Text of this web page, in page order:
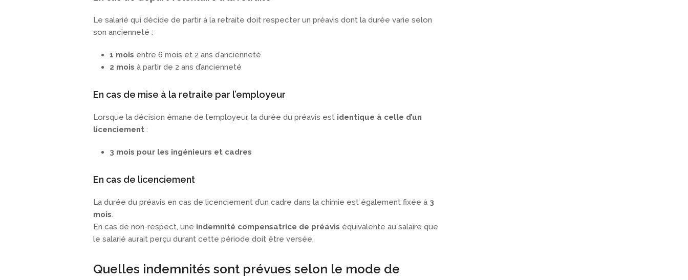
Le salarié qui décide de partir à la retraite doit respecter un préavis dont la durée varie selon
son ancienneté :
1 mois entre 6 mois et 2 ans d’ancienneté
2 mois à partir de 2 ans d’ancienneté
En cas de mise à la retraite par l’employeur
Lorsque la décision émane de l’employeur, la durée du préavis est identique à celle d’un
licenciement :
3 mois pour les ingénieurs et cadres
En cas de licenciement
La durée du préavis en cas de licenciement d’un cadre dans la chimie est également fixée à 3
mois.
En cas de non-respect, une indemnité compensatrice de préavis équivalente au salaire que
le salarié aurait perçu durant cette période doit être versée.
Quelles indemnités sont prévues selon le mode de